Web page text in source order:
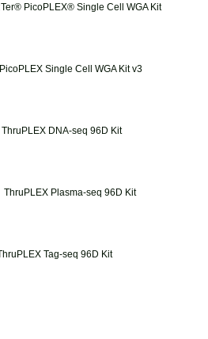
PicoPLEX® Single Cell WGA Kit
Single Cell WGA Kit v3
DNA-seq 96D Kit
Plasma-seq 96D Kit
Tag-seq 96D Kit